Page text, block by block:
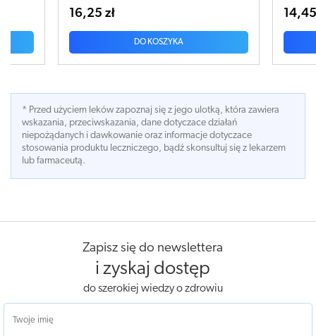
14,45 zł
DO KOSZYKA
* Przed użyciem leków zapoznaj się z jego ulotką, która zawiera
wskazania, przeciwskazania, dane dotyczace działań
niepożądanych i dawkowanie oraz informacje dotyczace
stosowania produktu leczniczego, bądź skonsultuj się z lekarzem
lub farmaceutą.
Zapisz się do newslettera
i zyskaj dostęp
do szerokiej wiedzy o zdrowiu